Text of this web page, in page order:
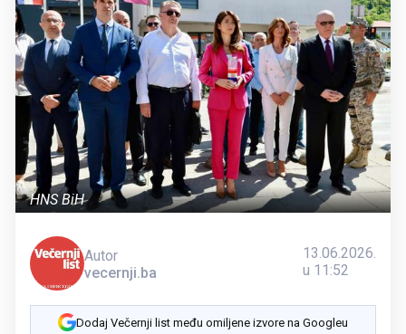
HNS BiH
Autor
vecernji.ba
13.06.2026.
u 11:52
Dodaj Večernji list među omiljene izvore na Googleu